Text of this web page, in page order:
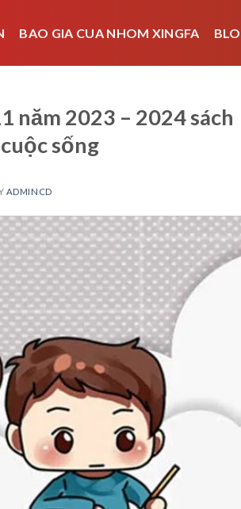
BAO GIA CUA NHOM XINGFA
năm 2023 – 2024 sách
sống
ADMINCD